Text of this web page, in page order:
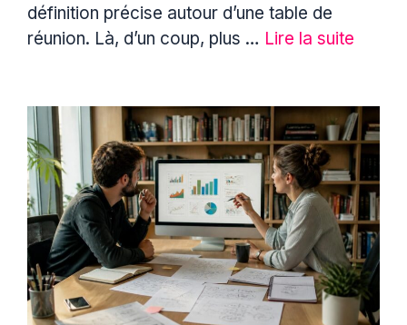
définition précise autour d’une table de
réunion. Là, d’un coup, plus … Lire la suite